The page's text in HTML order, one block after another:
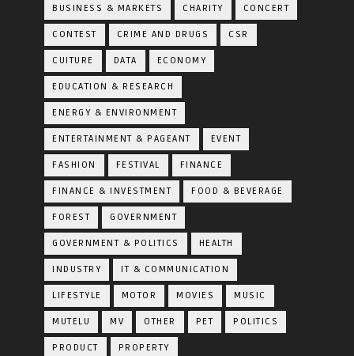
BUSINESS & MARKETS CHARITY CONCERT
CONTEST CRIME AND DRUGS CSR
CUITURE DATA ECONOMY
EDUCATION & RESEARCH
ENERGY & ENVIRONMENT
ENTERTAINMENT & PAGEANT EVENT
FASHION FESTIVAL FINANCE
FINANCE & INVESTMENT FOOD & BEVERAGE
FOREST GOVERNMENT
GOVERNMENT & POLITICS HEALTH
INDUSTRY IT & COMMUNICATION
LIFESTYLE MOTOR MOVIES MUSIC
MUTELU MV OTHER PET POLITICS
PRODUCT PROPERTY